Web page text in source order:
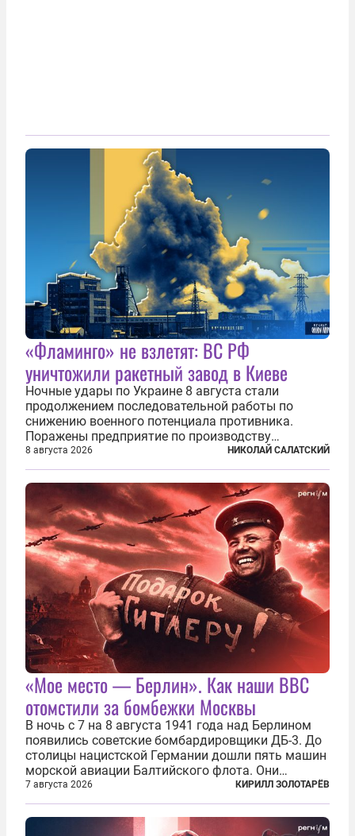
«Фламинго» не взлетят: ВС РФ
уничтожили ракетный завод в Киеве
Ночные удары по Украине 8 августа стали
продолжением последовательной работы по
снижению военного потенциала противника.
Поражены предприятие по производству
крылатых ракет, крупный склад топлива и два
сухогруза с военными грузами. Дополнительно
нанесены удары по объектам в ряде городов. В
Киеве...
8 августа 2026 НИКОЛАЙ САЛАТСКИЙ
«Мое место — Берлин». Как наши ВВС
отомстили за бомбежки Москвы
В ночь с 7 на 8 августа 1941 года над Берлином
появились советские бомбардировщики ДБ-3. До
столицы нацистской Германии дошли пять машин
морской авиации Балтийского флота. Они
сбросили бомбы на город, который в тот момент
жил в полной уверенности, что война идет где-то
далеко на востоке, Красная...
7 августа 2026 КИРИЛЛ ЗОЛОТАРЁВ